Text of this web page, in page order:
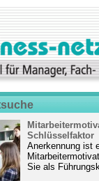
Schlüsselfaktor
Anerkennung ist
Sie als